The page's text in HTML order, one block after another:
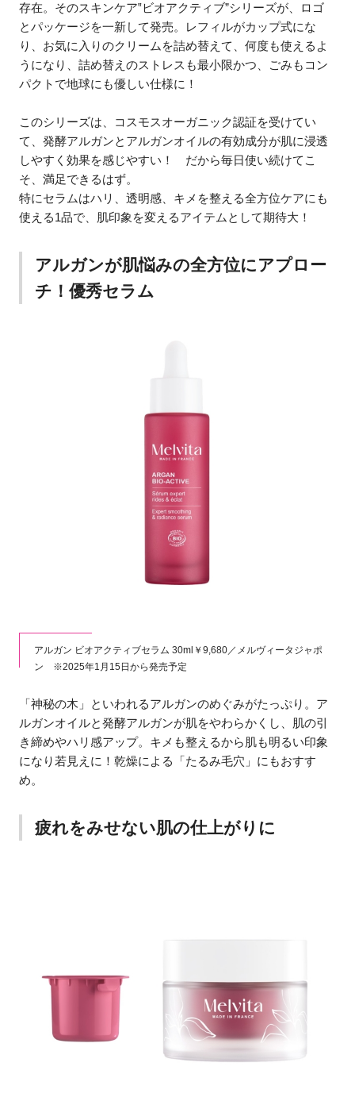
存在。そのスキンケア‟ビオアクティブ”シリーズが、ロゴ
とパッケージを一新して発売。レフィルがカップ式にな
り、お気に入りのクリームを詰め替えて、何度も使えるよ
うになり、詰め替えのストレスも最小限かつ、ごみもコン
パクトで地球にも優しい仕様に！
このシリーズは、コスモスオーガニック認証を受けてい
て、発酵アルガンとアルガンオイルの有効成分が肌に浸透
しやすく効果を感じやすい！ だから毎日使い続けてこ
そ、満足できるはず。
特にセラムはハリ、透明感、キメを整える全方位ケアにも
使える1品で、肌印象を変えるアイテムとして期待大！
アルガンが肌悩みの全方位にアプロー
チ！優秀セラム
アルガン ビオアクティブセラム 30ml￥9,680／メルヴィータジャポ
ン ※2025年1月15日から発売予定
「神秘の木」といわれるアルガンのめぐみがたっぷり。ア
ルガンオイルと発酵アルガンが肌をやわらかくし、肌の引
き締めやハリ感アップ。キメも整えるから肌も明るい印象
になり若見えに！乾燥による「たるみ毛穴」にもおすす
め。
疲れをみせない肌の仕上がりに